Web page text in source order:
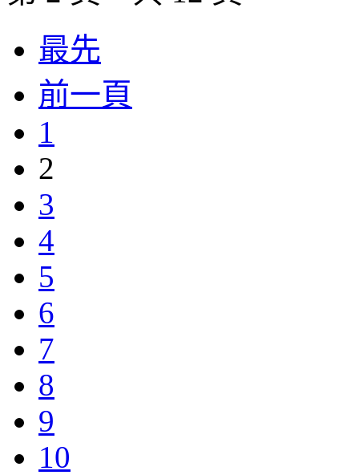
最先
前一頁
1
2
3
4
5
6
7
8
9
10